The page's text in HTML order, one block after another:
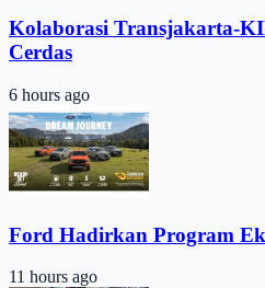
Kolaborasi Transjakarta-
Cerdas
6 hours ago
Ford Hadirkan Program
11 hours ago